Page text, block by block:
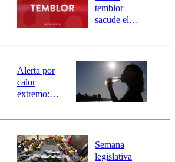
activa
mensajería
SAE
temblor
sacude el
revisa la
epicentro
Alerta por
calor
extremo:
activa Alerta
Preventiva en
tres comunas
Semana
legislativa